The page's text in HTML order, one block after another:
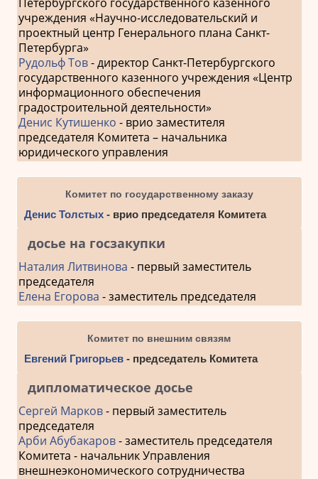
учреждения «Научно-исследовательский и
проектный центр Генерального плана Санкт-
Петербурга»
Рудольф Тов- директор Санкт-Петербургского
государственного казенного учреждения «Центр
информационного обеспечения
градостроительной деятельности»
Денис Кутишенко - врио заместителя
председателя Комитета – начальника
юридического управления
Комитет по государственному заказу
Денис Толстых- врио председателя Комитета
досье на госзакупки
Наталия Литвинова - первый заместитель
председателя
Елена Егорова - заместитель председателя
Комитет по внешним связям
Евгений Григорьев- председатель Комитета
дипломатическое досье
Сергей Марков- первый заместитель
председателя
Арби Абубакаров- заместитель председателя
Комитета - начальник Управления
внешнеэкономического сотрудничества